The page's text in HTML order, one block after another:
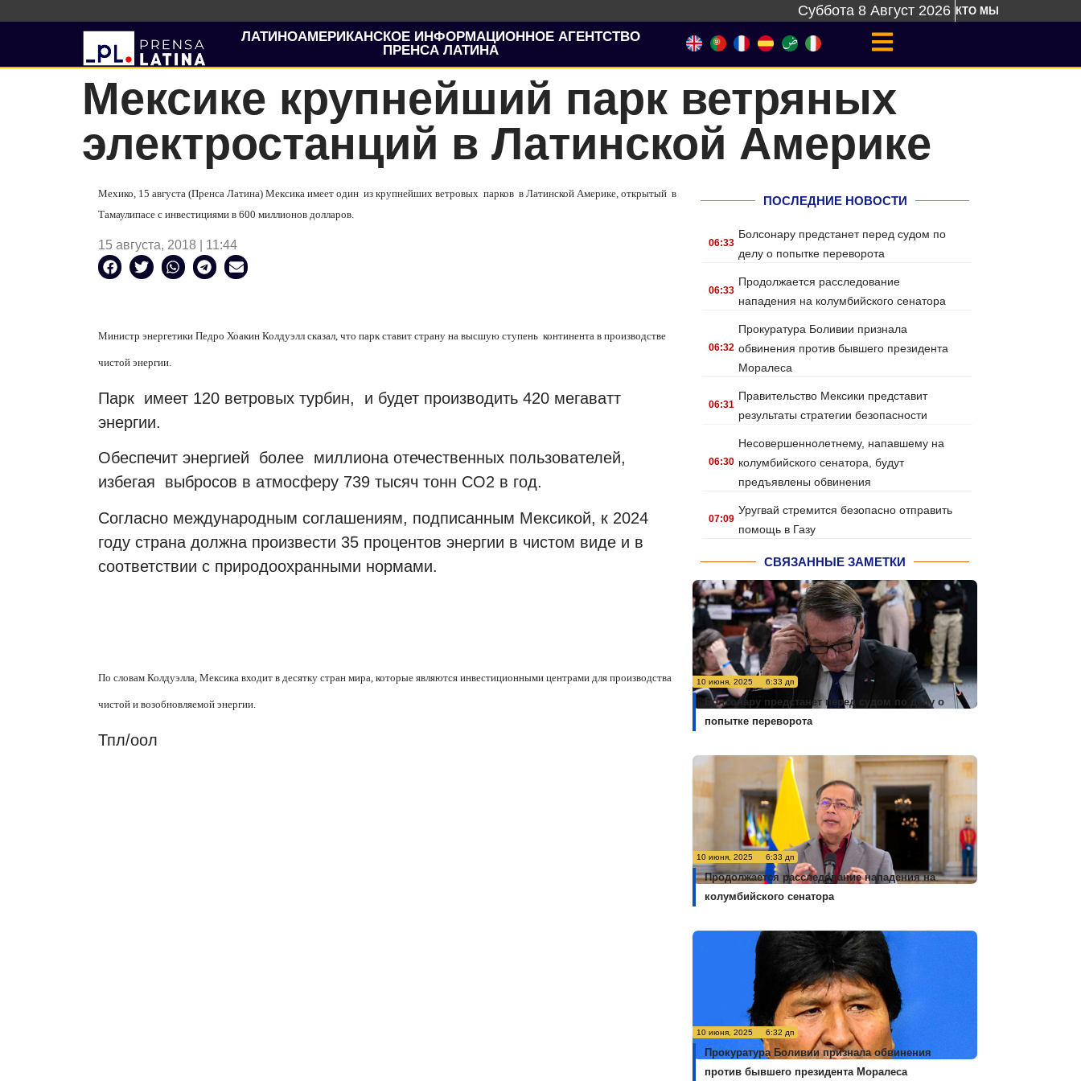
Суббота 8 Август 2026 КТО МЫ
ЛАТИНОАМЕРИКАНСКОЕ ИНФОРМАЦИОННОЕ АГЕНТСТВО
ПРЕНСА ЛАТИНА
Мексике крупнейший парк ветряных
электростанций в Латинской Америке
Мехико, 15 августа (Пренса Латина) Мексика имеет один из крупнейших ветровых парков в Латинской Америке, открытый в
Тамаулипасе с инвестициями в 600 миллионов долларов.
15 августа, 2018 | 11:44
Министр энергетики Педро Хоакин Колдуэлл сказал, что парк ставит страну на высшую ступень континента в производстве
чистой энергии.
Парк имеет 120 ветровых турбин, и будет производить 420 мегаватт
энергии.
Обеспечит энергией более миллиона отечественных пользователей,
избегая выбросов в атмосферу 739 тысяч тонн CO2 в год.
Согласно международным соглашениям, подписанным Мексикой, к 2024
году страна должна произвести 35 процентов энергии в чистом виде и в
соответствии с природоохранными нормами.
По словам Колдуэлла, Мексика входит в десятку стран мира, которые являются инвестиционными центрами для производства
чистой и возобновляемой энергии.
Тпл/оол
ПОСЛЕДНИЕ НОВОСТИ
.06:33
Болсонару предстанет перед судом по
делу о попытке переворота
.06:33
Продолжается расследование
нападения на колумбийского сенатора
.06:32
Прокуратура Боливии признала
обвинения против бывшего президента
Моралеса
.06:31
Правительство Мексики представит
результаты стратегии безопасности
.06:30
Несовершеннолетнему, напавшему на
колумбийского сенатора, будут
предъявлены обвинения
.07:09
Уругвай стремится безопасно отправить
помощь в Газу
СВЯЗАННЫЕ ЗАМЕТКИ
10 июня, 2025 6:33 дп
Болсонару предстанет перед судом по делу о
попытке переворота
10 июня, 2025 6:33 дп
Продолжается расследование нападения на
колумбийского сенатора
10 июня, 2025 6:32 дп
Прокуратура Боливии признала обвинения
против бывшего президента Моралеса